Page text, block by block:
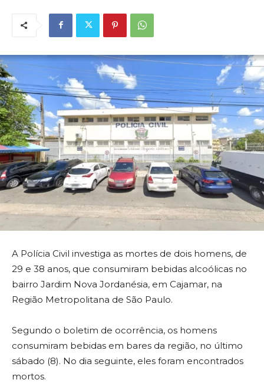
A Polícia Civil investiga as mortes de dois homens, de
29 e 38 anos, que consumiram bebidas alcoólicas no
bairro Jardim Nova Jordanésia, em Cajamar, na
Região Metropolitana de São Paulo.
Segundo o boletim de ocorrência, os homens
consumiram bebidas em bares da região, no último
sábado (8). No dia seguinte, eles foram encontrados
mortos.